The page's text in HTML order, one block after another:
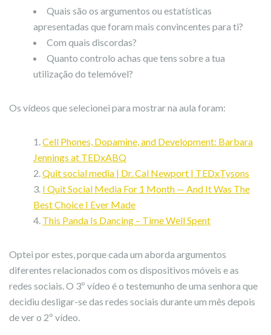
Quais são os argumentos ou estatísticas
apresentadas que foram mais convincentes para ti?
Com quais discordas?
Quanto controlo achas que tens sobre a tua
utilização do telemóvel?
Os vídeos que selecionei para mostrar na aula foram:
Cell Phones, Dopamine, and Development: Barbara
Jennings at TEDxABQ
Quit social media | Dr. Cal Newport | TEDxTysons
I Quit Social Media For 1 Month — And It Was The
Best Choice I Ever Made
This Panda Is Dancing – Time Well Spent
Optei por estes, porque cada um aborda argumentos
diferentes relacionados com os dispositivos móveis e as
redes sociais. O 3º vídeo é o testemunho de uma senhora que
decidiu desligar-se das redes sociais durante um mês depois
de ver o 2º vídeo.